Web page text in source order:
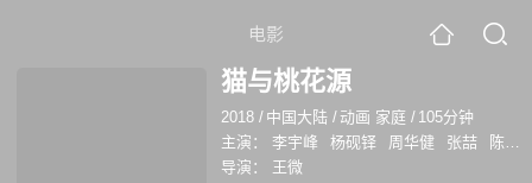
电影
猫与桃花源
2018 / 中国大陆 / 动画 家庭 / 105分钟
主演：
李宇峰 杨砚铎 周华健 张喆
陈霖生
导演：
王微